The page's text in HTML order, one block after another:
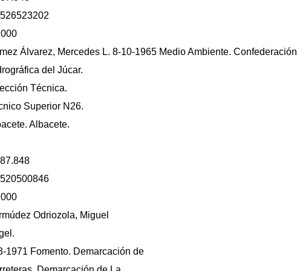
Álvarez, Mercedes L. 8-10-1965 Medio Ambiente. Confederación
del Júcar.
Técnica.
Superior N26.
Albacete.
Odriozola, Miguel
1971 Fomento. Demarcación de